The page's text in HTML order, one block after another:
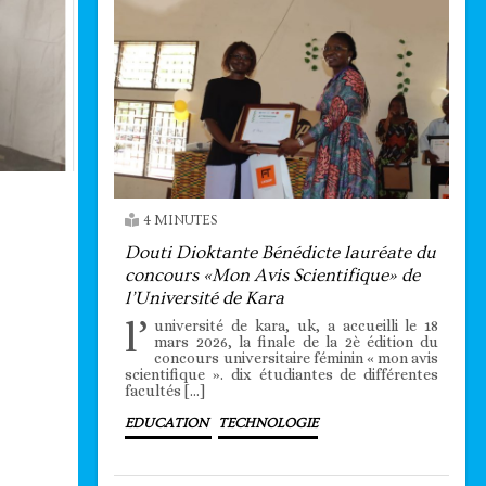
4 MINUTES
Douti Dioktante Bénédicte lauréate du
concours «Mon Avis Scientifique» de
l’Université de Kara
l’ université de kara, uk, a accueilli le 18
mars 2026, la finale de la 2è édition du
concours universitaire féminin « mon avis
scientifique ». dix étudiantes de différentes
facultés […]
EDUCATION TECHNOLOGIE